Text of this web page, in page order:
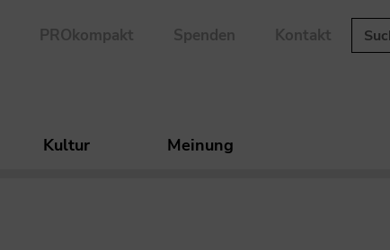
PROkompakt Spenden Kontakt
Kultur Meinung